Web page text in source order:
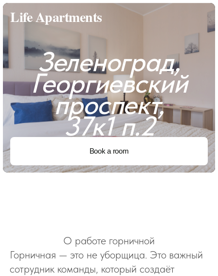
Life Apartments
Зеленоград,
Георгиевский
проспект,
37к1 п.2
Book a room
О работе горничной
Горничная — это не уборщица. Это важный
сотрудник команды, который создаёт